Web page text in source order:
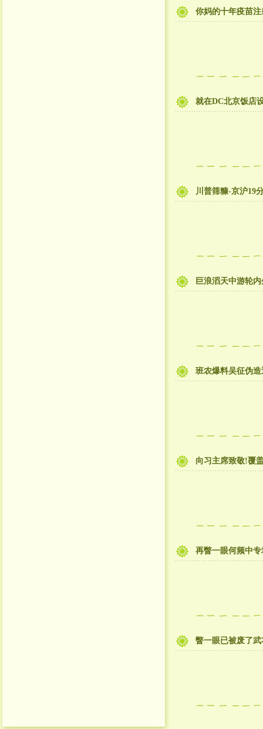
你妈的十年疫苗
就在DC北京饭店
川普筛糠-京沪19
巨浪滔天中游轮
班农爆料吴征伪
向习主席致敬!覆
再瞥一眼何频中
瞥一眼已被废了